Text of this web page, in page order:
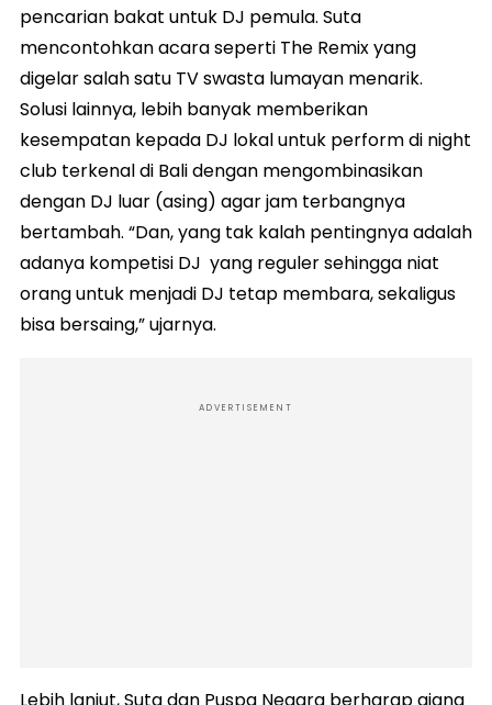
pencarian bakat untuk DJ pemula. Suta
mencontohkan acara seperti The Remix yang
digelar salah satu TV swasta lumayan menarik.
Solusi lainnya, lebih banyak memberikan
kesempatan kepada DJ lokal untuk perform di night
club terkenal di Bali dengan mengombinasikan
dengan DJ luar (asing) agar jam terbangnya
bertambah. “Dan, yang tak kalah pentingnya adalah
adanya kompetisi DJ yang reguler sehingga niat
orang untuk menjadi DJ tetap membara, sekaligus
bisa bersaing,” ujarnya.
ADVERTISEMENT